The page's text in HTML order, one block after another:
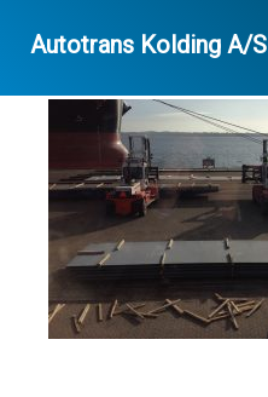
Autotrans Kolding A/S